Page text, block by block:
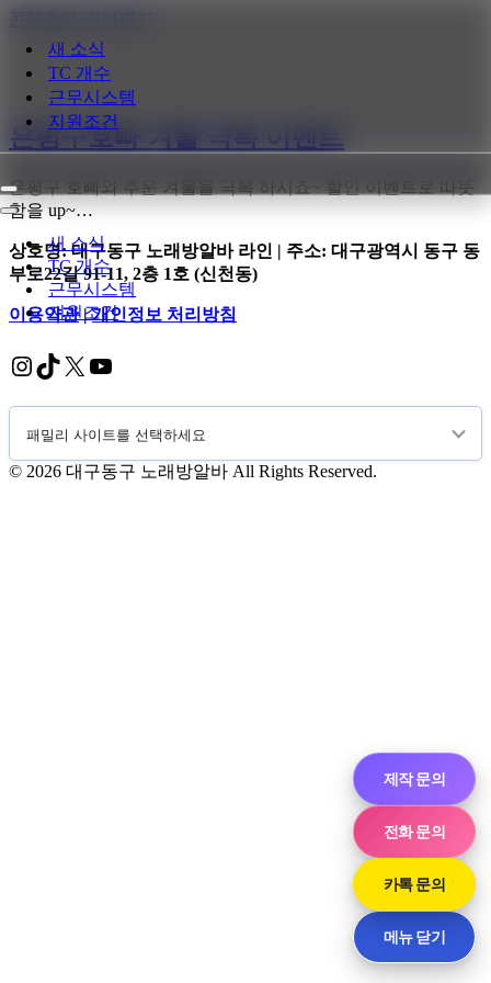
새 소식
TC 개수
근무시스템
지원조건
내
비
이
션
뉴
내
게
이
메
새 소식
TC 개수
근무시스템
지원조건
은평구호빠 겨울 극복 이벤트
은평구 호빠와 추운 겨울을 극복 하시죠~ 할인 이벤트로 따뜻
함을 up~…
상호명: 대구동구 노래방알바 라인 | 주소: 대구광역시 동구 동
부로22길 91-11, 2층 1호 (신천동)
이용약관|개인정보 처리방침
Instagram
TikTok
X YouTube
© 2026 대구동구 노래방알바 All Rights Reserved.
제작 문의
전화 문의
카톡 문의
메뉴 닫기